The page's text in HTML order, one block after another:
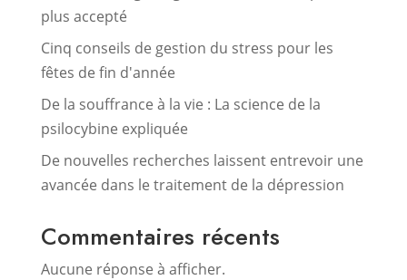
plus accepté
Cinq conseils de gestion du stress pour les
fêtes de fin d'année
De la souffrance à la vie : La science de la
psilocybine expliquée
De nouvelles recherches laissent entrevoir une
avancée dans le traitement de la dépression
Commentaires récents
Aucune réponse à afficher.